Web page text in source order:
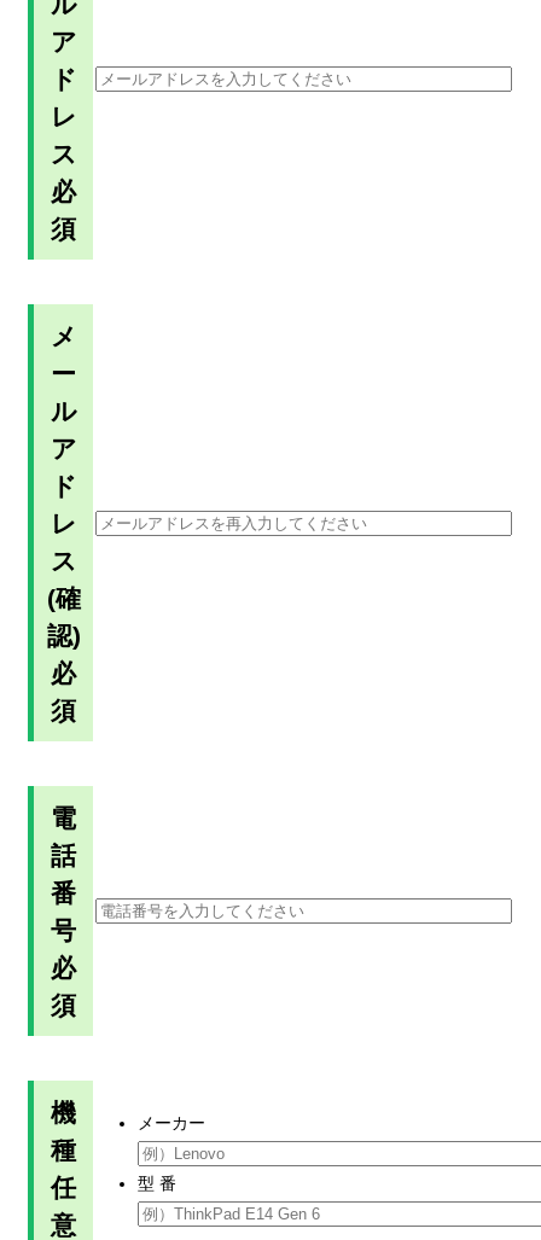
ア
ド
レ
ス
必
須
メ
ー
ル
ア
ド
レ
ス
(確
認)
必
須
電
話
番
号
必
須
機
種
任
意
メーカー
型 番